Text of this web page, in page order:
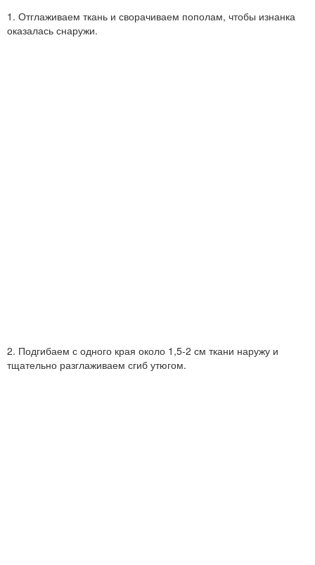
1. Отглаживаем ткань и сворачиваем пополам, чтобы изнанка
оказалась снаружи.
2. Подгибаем с одного края около 1,5-2 см ткани наружу и
тщательно разглаживаем сгиб утюгом.